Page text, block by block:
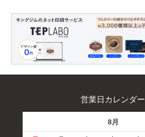
営業日カレンダー
8月